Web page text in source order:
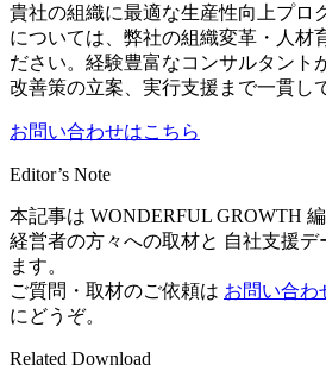
貴社の組織に最適な生産性向上プロ
については、弊社の組織変革・人材
ださい。経験豊富なコンサルタント
改善策の立案、実行支援まで一貫し
お問い合わせはこちら
Editor’s Note
本記事は WONDERFUL GROWTH
経営者の方々への取材と 自社支援デ
ます。
ご質問・取材のご依頼は お問い合わ
にどうぞ。
Related Download